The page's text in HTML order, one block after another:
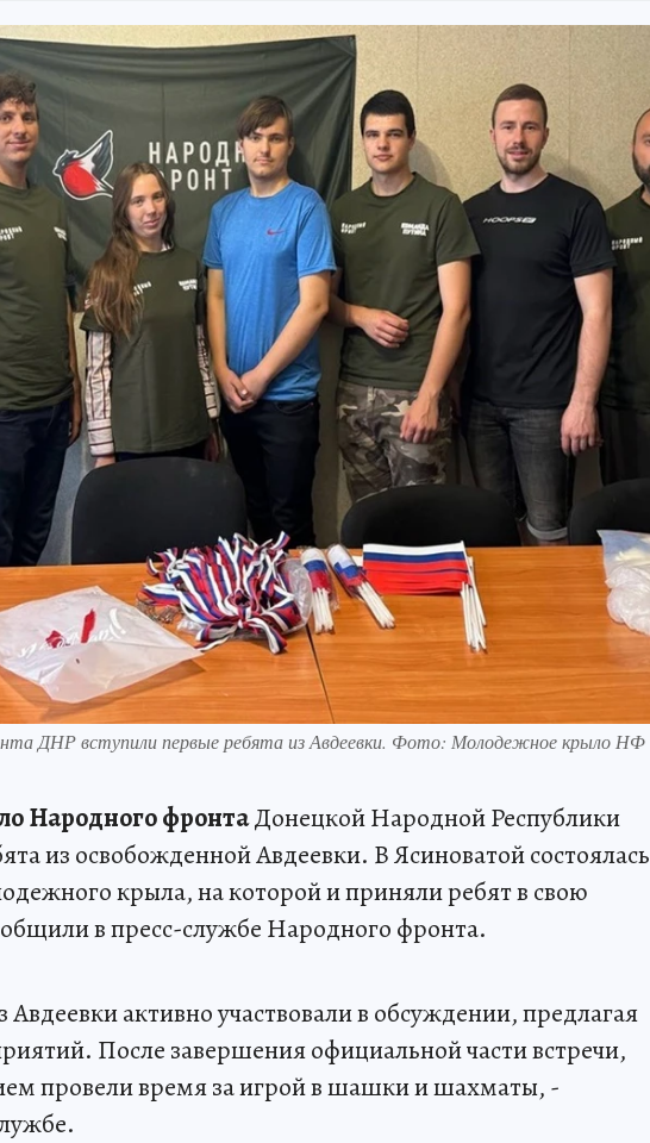
ДНР вступили первые ребята из Авдеевки. Фото: Молодежное крыло НФ
Народного фронтаДонецкой Народной Республики
из освобожденной Авдеевки. В Ясиноватой состоялась
крыла, на которой и приняли ребят в свою
в пресс-службе Народного фронта.
активно участвовали в обсуждении, предлагая
После завершения официальной части встречи,
провели время за игрой в шашки и шахматы, -